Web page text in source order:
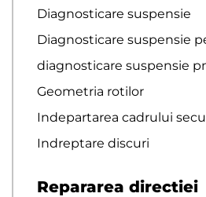
Diagnosticare suspensie
Diagnosticare suspensie
diagnosticare suspensie
Geometria rotilor
Indepartarea cadrului
Indreptare discuri
Repararea directiei